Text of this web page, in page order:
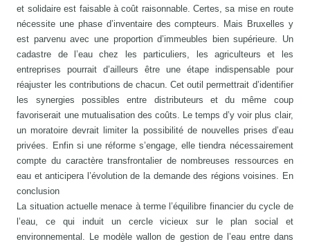
et solidaire est faisable à coût raisonnable. Certes, sa mise en route
nécessite une phase d’inventaire des compteurs. Mais Bruxelles y
est parvenu avec une proportion d’immeubles bien supérieure. Un
cadastre de l’eau chez les particuliers, les agriculteurs et les
entreprises pourrait d’ailleurs être une étape indispensable pour
réajuster les contributions de chacun. Cet outil permettrait d’identifier
les synergies possibles entre distributeurs et du même coup
favoriserait une mutualisation des coûts. Le temps d’y voir plus clair,
un moratoire devrait limiter la possibilité de nouvelles prises d’eau
privées. Enfin si une réforme s’engage, elle tiendra nécessairement
compte du caractère transfrontalier de nombreuses ressources en
eau et anticipera l’évolution de la demande des régions voisines. En
conclusion
La situation actuelle menace à terme l’équilibre financier du cycle de
l’eau, ce qui induit un cercle vicieux sur le plan social et
environnemental. Le modèle wallon de gestion de l’eau entre dans